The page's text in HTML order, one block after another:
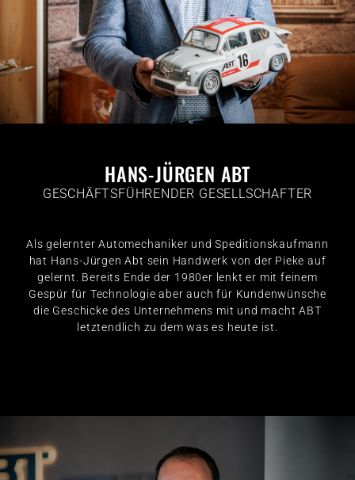
HANS-JÜRGEN ABT
GESCHÄFTSFÜHRENDER GESELLSCHAFTER
Als gelernter Automechaniker und Speditionskaufmann
hat Hans-Jürgen Abt sein Handwerk von der Pieke auf
gelernt. Bereits Ende der 1980er lenkt er mit feinem
Gespür für Technologie aber auch für Kundenwünsche
die Geschicke des Unternehmens mit und macht ABT
letztendlich zu dem was es heute ist.